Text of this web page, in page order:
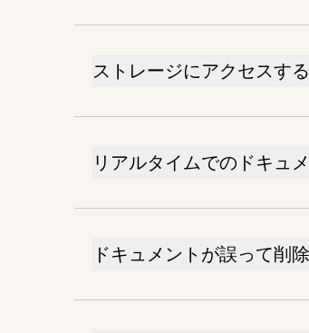
ストレージにアクセスす
リアルタイムでのドキュ
ドキュメントが誤って削